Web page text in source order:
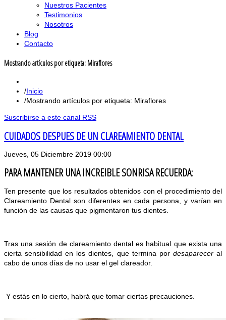
Nuestros Pacientes
Testimonios
Nosotros
Blog
Contacto
Mostrando artículos por etiqueta: Miraflores
Inicio
Mostrando artículos por etiqueta: Miraflores
Suscribirse a este canal RSS
CUIDADOS DESPUES DE UN CLAREAMIENTO DENTAL
Jueves, 05 Diciembre 2019 00:00
PARA MANTENER UNA INCREIBLE SONRISA RECUERDA:
Ten presente que los resultados obtenidos con el procedimiento del
Clareamiento Dental son diferentes en cada persona, y varían en
función de las causas que pigmentaron tus dientes.
Tras una sesión de clareamiento dental es habitual que exista una
cierta sensibilidad en los dientes, que termina por desapareceral
cabo de unos días de no usar el gel clareador.
Y estás en lo cierto, habrá que tomar ciertas precauciones.